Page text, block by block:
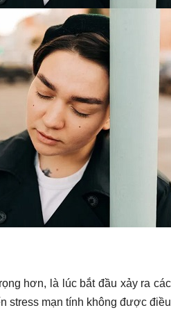
hơn, là lúc bắt đầu xảy ra
stress mạn tính không được